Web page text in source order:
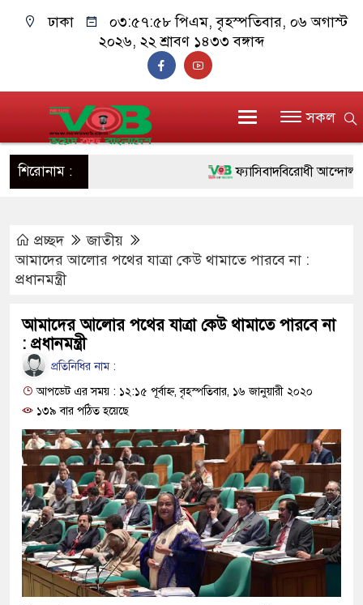
ঢাকা ০৩:৫৭:৫৯ পিএম, বৃহস্পতিবার, ০৬ অগাস্ট
২০২৬, ২২ শ্রাবণ ১৪৩৩ বঙ্গাব্দ
সকল
শিরোনাম : ফ্যাসিবাদবিরোধী আন্দোলনে
মাদক কারবারি গ্রেফতার
২৮ লাখ টাকার জাল নোটসহ
থানা পুলিশ
যেকোনো সময় বেনজীরের
নেতৃত্ব ও গণতন্ত্রের মূর্তমান
প্রচ্ছদ
জাতীয়
আমাদের আলোর পথের যাত্রা কেউ থামাতে পারবে না :
প্রধানমন্ত্রী
আমাদের আলোর পথের যাত্রা কেউ থামাতে পারবে না
: প্রধানমন্ত্রী
প্রতিনিধির নাম :
আপডেট এর সময় : ১২:১৫ পূর্বাহ্ন, বৃহস্পতিবার, ১৬ জানুয়ারী ২০২০
১৩৯ বার পঠিত হয়েছে